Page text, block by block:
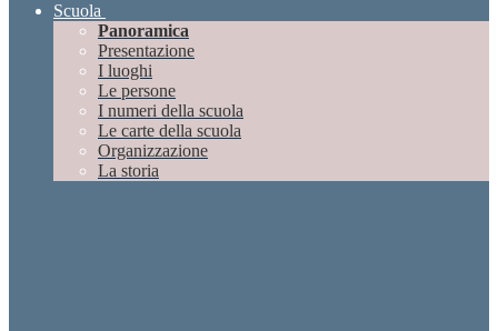
Scuola
Panoramica
Presentazione
I luoghi
Le persone
I numeri della scuola
Le carte della scuola
Organizzazione
La storia